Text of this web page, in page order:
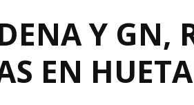
Y GN,
EN